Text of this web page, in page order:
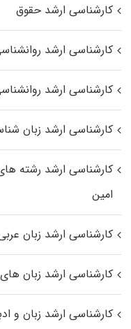
کارشناسی ارشد حقوق
کارشناسی ارشد
کارشناسی ارشد
کارشناسی ارشد زبان
کارشناسی ارشد رﺷﺘﻪ
اﻣﻴﻦ
کارشناسی ارشد زبان
کارشناسی ارشد زبان‌ های
کارشناسی ارشد زبان و